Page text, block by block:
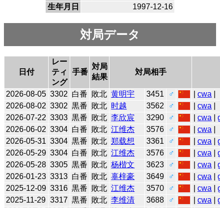
生年月日
1997-12-16
対局データ
日付
レー
ティ
ング
手番
対局
結果
対局相手
2026-08-05 3302 白番 敗北 黄明宇 3451 ♂ |cwa
2026-08-02 3302 黒番 敗北 时越 3562 ♂ |cwa
2026-07-22 3303 黒番 敗北 李欣宸 3290 ♂ |cwa |
2026-06-02 3304 白番 敗北 江维杰 3576 ♂ |cwa
2026-05-31 3304 黒番 敗北 郑载想 3361 ♂ |cwa |
2026-05-29 3304 白番 敗北 江维杰 3576 ♂ |cwa |
2026-05-28 3305 黒番 敗北 杨楷文 3623 ♂ |cwa |
2026-01-23 3313 白番 敗北 辜梓豪 3649 ♂ |cwa |
2025-12-09 3316 黒番 敗北 江维杰 3570 ♂ |cwa |
2025-11-29 3317 黒番 敗北 李维清 3688 ♂ |cwa |